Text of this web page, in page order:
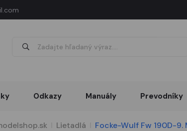
Odkazy Manuály Prevodníky
Lietadlá Focke-Wulf Fw 190D-